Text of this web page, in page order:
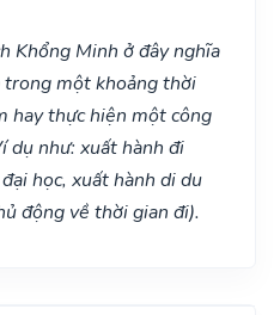
Khổng Minh ở đây nghĩa
trong một khoảng thời
hay thực hiện một công
dụ như: xuất hành đi
học, xuất hành di du
động về thời gian đi).